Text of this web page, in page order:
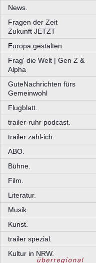
News.
Fragen der Zeit
Zukunft JETZT
Europa gestalten
Frag' die Welt | Gen Z &
Alpha
GuteNachrichten fürs
Gemeinwohl
Flugblatt.
trailer-ruhr podcast.
trailer zahl-ich.
ABO.
Bühne.
Film.
Literatur.
Musik.
Kunst.
trailer spezial.
Kultur in NRW.